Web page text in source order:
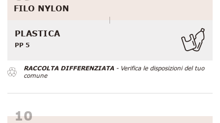
FILO NYLON
PLASTICA
PP 5
RACCOLTA DIFFERENZIATA- Verifica le disposizioni del tuo
comune